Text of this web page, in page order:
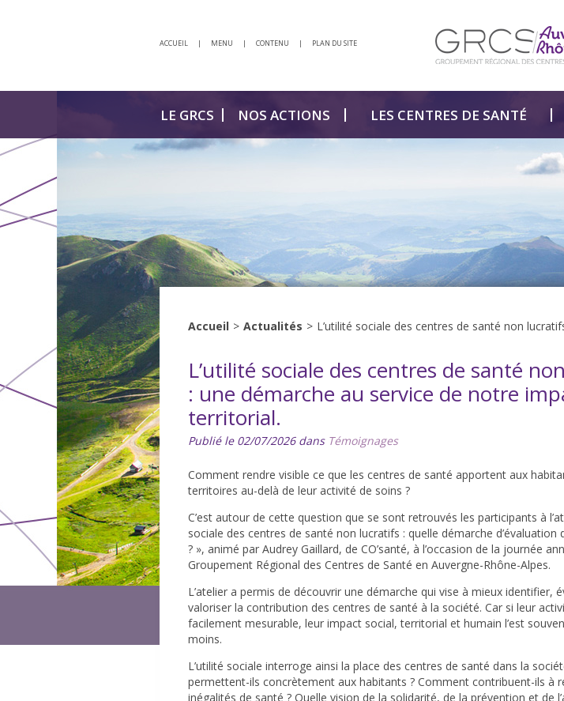
ACCUEIL | MENU | CONTENU | PLAN DU SITE
LE GRCS NOS ACTIONS LES CENTRES DE SANTÉ
Accueil > Actualités > L’utilité sociale des centres de santé non
L’utilité sociale des centres de santé
: une démarche au service de notre
territorial.
Publié le 02/07/2026 dans Témoignages
Comment rendre visible ce que les centres de santé apportent aux
territoires au-delà de leur activité de soins ?
C’est autour de cette question que se sont retrouvés les participants à
sociale des centres de santé non lucratifs : quelle démarche d’évaluation
? », animé par Audrey Gaillard, de CO’santé, à l’occasion de la journée
Groupement Régional des Centres de Santé en Auvergne-Rhône-Alpes.
L’atelier a permis de découvrir une démarche qui vise à mieux identifier,
valoriser la contribution des centres de santé à la société. Car si leur
facilement mesurable, leur impact social, territorial et humain l’est
moins.
L’utilité sociale interroge ainsi la place des centres de santé dans la
permettent-ils concrètement aux habitants ? Comment contribuent-ils à
inégalités de santé ? Quelle vision de la solidarité, de la prévention et de